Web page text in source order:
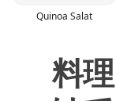
Quinoa Salat
料